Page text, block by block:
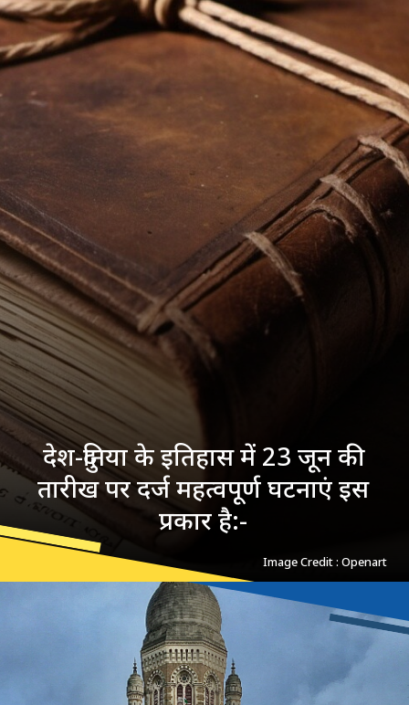
देश-दुनिया के इतिहास में 23 जून की
तारीख पर दर्ज महत्वपूर्ण घटनाएं इस
प्रकार है:-
Image Credit : Openart